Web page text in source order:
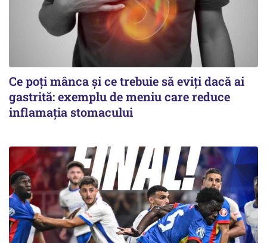
Ce poți mânca și ce trebuie să eviți dacă ai
gastrită: exemplu de meniu care reduce
inflamația stomacului